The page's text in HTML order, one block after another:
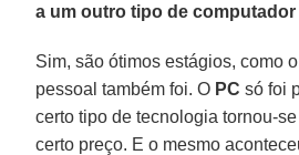
a um outro tipo de
Sim, são ótimos estágios, como
pessoal também foi. O PC só foi
certo tipo de tecnologia tornou-
certo preço. E o mesmo